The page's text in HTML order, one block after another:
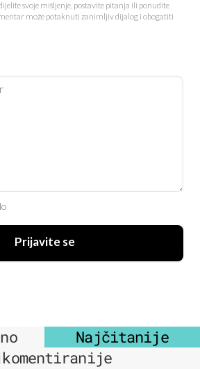
svoje mišljenje, postavite pitanja ili ponudite
može potaknuti zanimljiv dijalog i obogatiti
Prijavite se
Najčitanije